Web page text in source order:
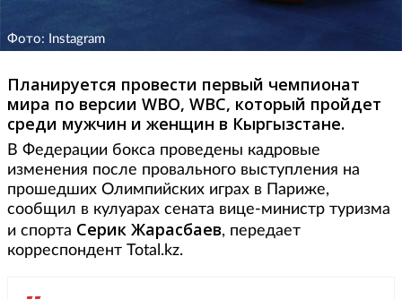
Фото: Instagram
Планируется провести первый чемпионат
мира по версии WBO, WBC, который пройдет
среди мужчин и женщин в Кыргызстане.
В Федерации бокса проведены кадровые
изменения после провального выступления на
прошедших Олимпийских играх в Париже,
сообщил в кулуарах сената вице-министр туризма
и спорта Серик Жарасбаев, передает
корреспондент Total.kz.